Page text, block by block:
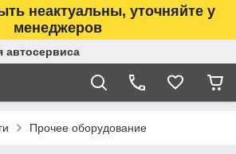
неактуальны, уточняйте у
менеджеров
автосервиса
Прочее оборудование